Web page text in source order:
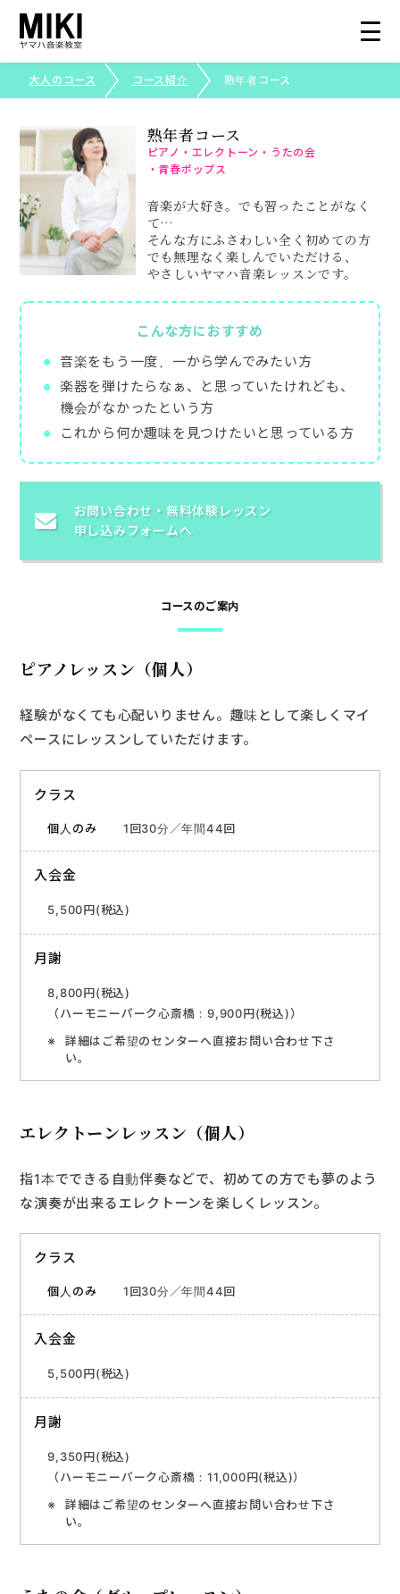
大人のコース
コース紹介
生徒さまの声
写真で見る三木楽器
ピアノ・エレクトーンコンクール
お申込み・お問い合わせ
大人のコース コース紹介 熟年者コース
熟年者コース
ピアノ・エレクトーン ・うたの会
・青春ポップス
音楽が大好き。でも習ったことがなく
て…
そんな方にふさわしい全く初めての方
でも無理なく楽しんでいただける、
やさしいヤマハ音楽レッスンです。
こんな方におすすめ
音楽をもう一度、一から学んでみたい方
楽器を弾けたらなぁ、と思っていたけれども、
機会がなかったという方
これから何か趣味を見つけたいと思っている方
お問い合わせ・ 無料体験レッスン
申し込みフォームへ
コースのご案内
ピアノレッスン（個人）
経験がなくても心配いりません。趣味として楽しくマイ
ペースにレッスンしていただけます。
クラス
1回30分／年間44回
入会金
5,500円(税込)
月謝
8,800円(税込)
（ハーモニーパーク心斎橋：9,900円(税込)）
詳細はご希望のセンターへ直接お問い合わせ下さ
い。
エレクトーンレッスン（個人）
指1本でできる自動伴奏などで、初めての方でも夢のよう
な演奏が出来るエレクトーンを楽しくレッスン。
クラス
1回30分／年間44回
入会金
5,500円(税込)
月謝
9,350円(税込)
（ハーモニーパーク心斎橋：11,000円(税込)）
詳細はご希望のセンターへ直接お問い合わせ下さ
い。